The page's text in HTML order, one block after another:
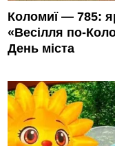
Коломиї — 785:
«Весілля по-
День міста